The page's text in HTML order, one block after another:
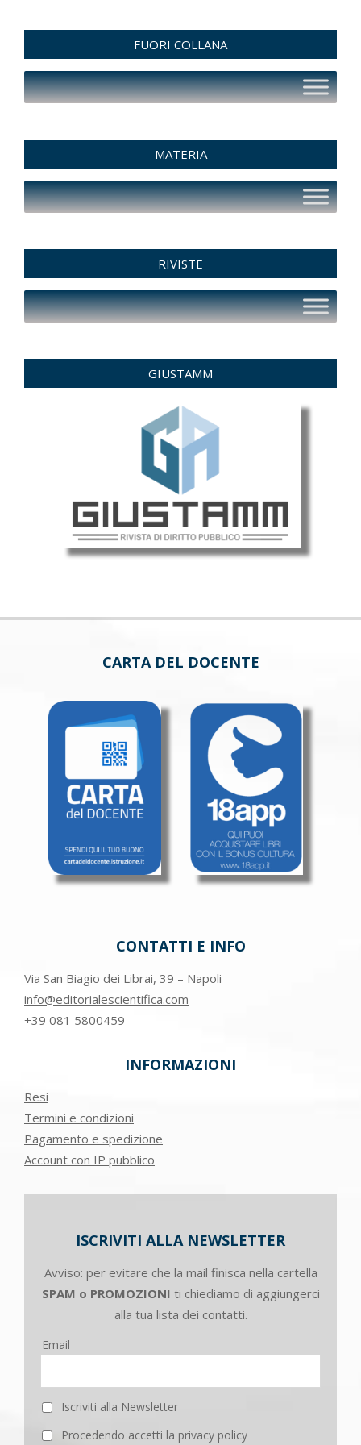
FUORI COLLANA
MATERIA
RIVISTE
GIUSTAMM
CARTA DEL DOCENTE
CONTATTI E INFO
Via San Biagio dei Librai, 39 – Napoli
info@editorialescientifica.com
+39 081 5800459
INFORMAZIONI
Resi
Termini e condizioni
Pagamento e spedizione
Account con IP pubblico
ISCRIVITI ALLA NEWSLETTER
Avviso: per evitare che la mail finisca nella cartella
SPAM o PROMOZIONI ti chiediamo di aggiungerci
alla tua lista dei contatti.
Email
Iscriviti alla Newsletter
Procedendo accetti la privacy policy